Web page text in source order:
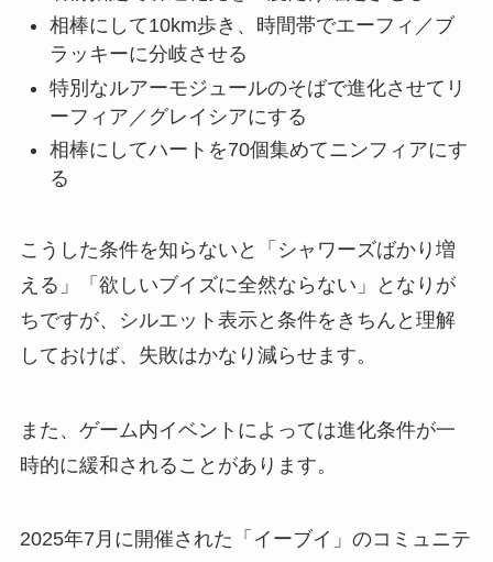
相棒にして10km歩き、時間帯でエーフィ／ブ
ラッキーに分岐させる
特別なルアーモジュールのそばで進化させてリ
ーフィア／グレイシアにする
相棒にしてハートを70個集めてニンフィアにす
る
こうした条件を知らないと「シャワーズばかり増
える」「欲しいブイズに全然ならない」となりが
ちですが、シルエット表示と条件をきちんと理解
しておけば、失敗はかなり減らせます。
また、ゲーム内イベントによっては進化条件が一
時的に緩和されることがあります。
2025年7月に開催された「イーブイ」のコミュニテ